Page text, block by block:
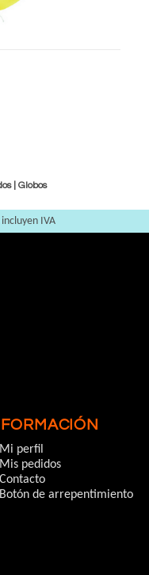
| Globos
IVA
Mi perfil
Mis pedidos
Contacto
Botón de arrepentimiento